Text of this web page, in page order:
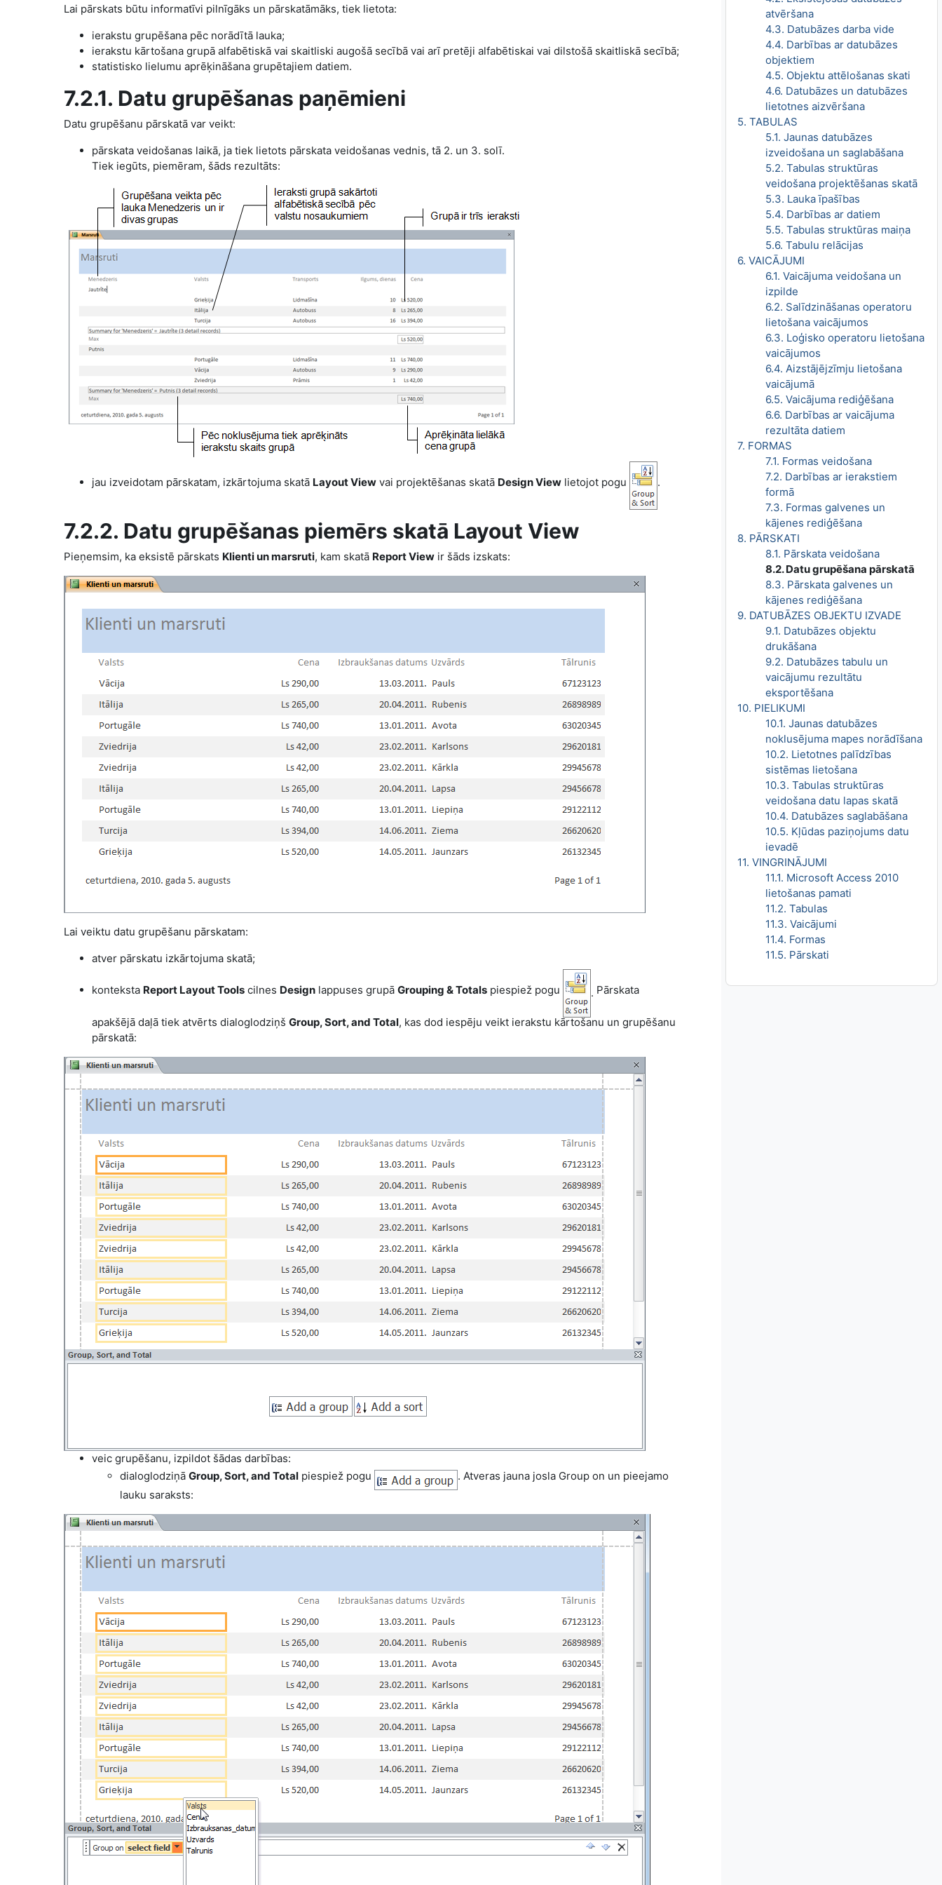
atvēršana
4.3. Datubāzes darba vide
4.4. Darbības ar datubāzes
objektiem
4.5. Objektu attēlošanas skati
4.6. Datubāzes un datubāzes
lietotnes aizvēršana
5. TABULAS
5.1. Jaunas datubāzes
izveidošana un saglabāšana
5.2. Tabulas struktūras
veidošana projektēšanas skatā
5.3. Lauka īpašības
5.4. Darbības ar datiem
5.5. Tabulas struktūras maiņa
5.6. Tabulu relācijas
6. VAICĀJUMI
6.1. Vaicājuma veidošana un
izpilde
6.2. Salīdzināšanas operatoru
lietošana vaicājumos
6.3. Loģisko operatoru lietošana
vaicājumos
6.4. Aizstājējzīmju lietošana
vaicājumā
6.5. Vaicājuma rediģēšana
6.6. Darbības ar vaicājuma
rezultāta datiem
7. FORMAS
7.1. Formas veidošana
7.2. Darbības ar ierakstiem
formā
7.3. Formas galvenes un
kājenes rediģēšana
8. PĀRSKATI
8.1. Pārskata veidošana
8.2. Datu grupēšana pārskatā
8.3. Pārskata galvenes un
kājenes rediģēšana
9. DATUBĀZES OBJEKTU IZVADE
9.1. Datubāzes objektu
drukāšana
9.2. Datubāzes tabulu un
vaicājumu rezultātu
eksportēšana
10. PIELIKUMI
10.1. Jaunas datubāzes
noklusējuma mapes norādīšana
10.2. Lietotnes palīdzības
sistēmas lietošana
10.3. Tabulas struktūras
veidošana datu lapas skatā
10.4. Datubāzes saglabāšana
10.5. Kļūdas paziņojums datu
ievadē
11. VINGRINĀJUMI
11.1. Microsoft Access 2010
lietošanas pamati
11.2. Tabulas
11.3. Vaicājumi
11.4. Formas
11.5. Pārskati
Lai pārskats būtu informatīvi pilnīgāks un pārskatāmāks, tiek lietota:
ierakstu grupēšana pēc norādītā lauka;
ierakstu kārtošana grupā alfabētiskā vai skaitliski augošā secībā vai arī pretēji alfabētiskai vai dilstošā skaitliskā secībā;
statistisko lielumu aprēķināšana grupētajiem datiem.
7.2.1. Datu grupēšanas paņēmieni
Datu grupēšanu pārskatā var veikt:
pārskata veidošanas laikā, ja tiek lietots pārskata veidošanas vednis, tā 2. un 3. solī.
Tiek iegūts, piemēram, šāds rezultāts:
jau izveidotam pārskatam, izkārtojuma skatā Layout View vai projektēšanas skatā Design View lietojot pogu .
7.2.2. Datu grupēšanas piemērs skatā Layout View
Pieņemsim, ka eksistē pārskats Klienti un marsruti, kam skatā Report View ir šāds izskats:
Lai veiktu datu grupēšanu pārskatam:
atver pārskatu izkārtojuma skatā;
konteksta Report Layout Tools cilnes Design lappuses grupā Grouping & Totals piespiež pogu . Pārskata
apakšējā daļā tiek atvērts dialoglodziņš Group, Sort, and Total, kas dod iespēju veikt ierakstu kārtošanu un grupēšanu
pārskatā:
veic grupēšanu, izpildot šādas darbības:
dialoglodziņā Group, Sort, and Total piespiež pogu . Atveras jauna josla Group on un pieejamo
lauku saraksts: